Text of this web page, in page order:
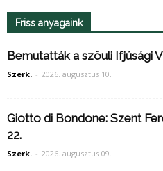
Friss anyagaink
Bemutatták a szöuli Ifjúsági
Szerk. - 2026. augusztus 10.
Giotto di Bondone: Szent
22.
Szerk. - 2026. augusztus 09.